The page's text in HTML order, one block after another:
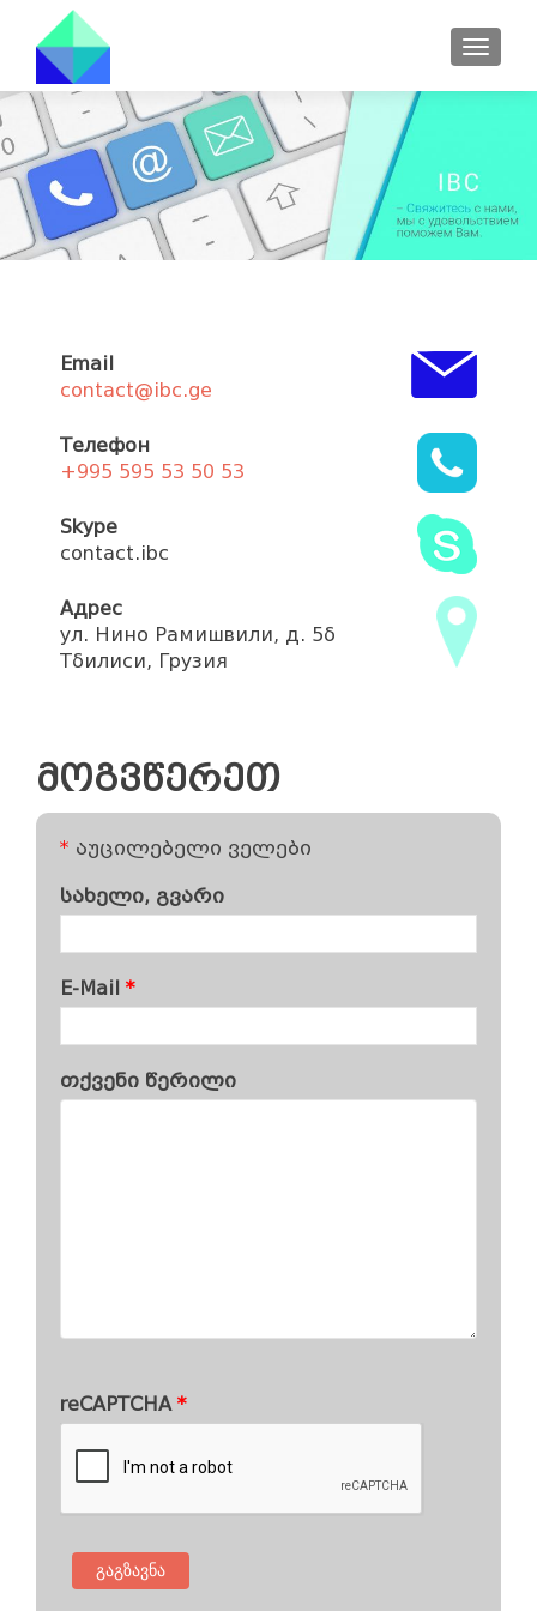
Email
contact@ibc.ge
Телефон
+995 595 53 50 53
Skype
contact.ibc
Адрес
ул. Нино Рамишвили, д. 5б
Тбилиси, Грузия
მოგვწერეთ
* აუცილებელი ველები
სახელი, გვარი
E-Mail *
თქვენი წერილი
reCAPTCHA *